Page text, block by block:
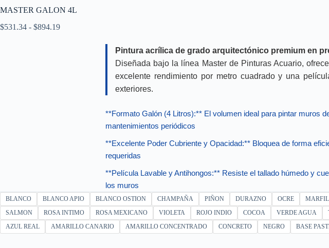
MASTER GALON 4L
$531.34 - $894.19Rango
Pintura acrílica de grado arquitectónico premium en
Diseñada bajo la línea Master de Pinturas Acuario,
excelente rendimiento por metro cuadrado y una
exteriores.
**Formato Galón (4 Litros):** El volumen ideal para pintar muros
mantenimientos periódicos
**Excelente Poder Cubriente y Opacidad:** Bloquea de forma
requeridas
**Película Lavable y Antihongos:** Resiste el tallado húmedo y
los muros
BLANCO BLANCO APIO BLANCO OSTION CHAMPAÑA PIÑON DURAZNO OCRE MARFIL
SALMON
ROSA INTIMO ROSA MEXICANO VIOLETA ROJO INDIO COCOA VERDE AGUA
AZUL REAL
AMARILLO CANARIO AMARILLO CONCENTRADO CONCRETO NEGRO BASE